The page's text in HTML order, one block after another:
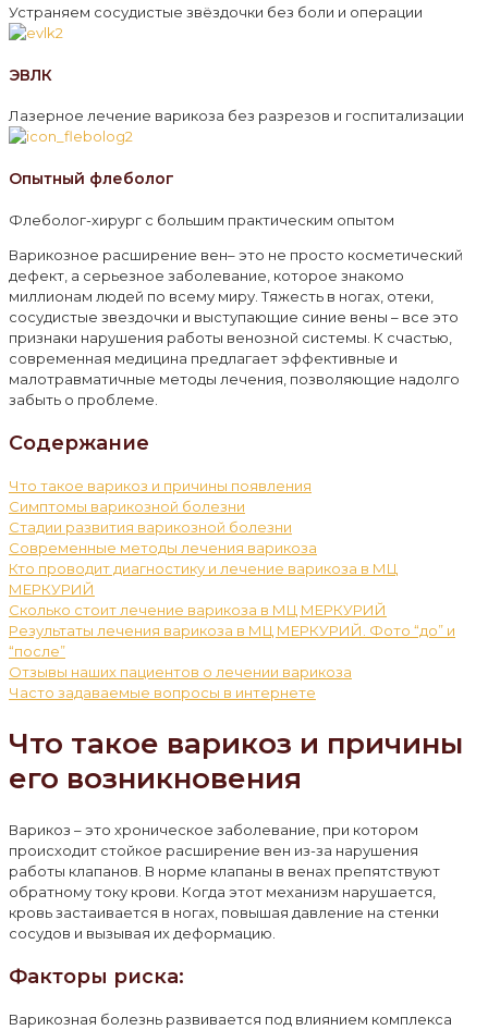
Устраняем сосудистые звёздочки без боли и операции
ЭВЛК
Лазерное лечение варикоза без разрезов и госпитализации
Опытный флеболог
Флеболог-хирург с большим практическим опытом
Варикозное расширение вен– это не просто косметический
дефект, а серьезное заболевание, которое знакомо
миллионам людей по всему миру. Тяжесть в ногах, отеки,
сосудистые звездочки и выступающие синие вены – все это
признаки нарушения работы венозной системы. К счастью,
современная медицина предлагает эффективные и
малотравматичные методы лечения, позволяющие надолго
забыть о проблеме.
Содержание
Что такое варикоз и причины появления
Симптомы варикозной болезни
Стадии развития варикозной болезни
Современные методы лечения варикоза
Кто проводит диагностику и лечение варикоза в МЦ
МЕРКУРИЙ
Сколько стоит лечение варикоза в МЦ МЕРКУРИЙ
Результаты лечения варикоза в МЦ МЕРКУРИЙ. Фото “до” и
“после”
Отзывы наших пациентов о лечении варикоза
Часто задаваемые вопросы в интернете
Что такое варикоз и причины
его возникновения
Варикоз – это хроническое заболевание, при котором
происходит стойкое расширение вен из-за нарушения
работы клапанов. В норме клапаны в венах препятствуют
обратному току крови. Когда этот механизм нарушается,
кровь застаивается в ногах, повышая давление на стенки
сосудов и вызывая их деформацию.
Факторы риска:
Варикозная болезнь развивается под влиянием комплекса